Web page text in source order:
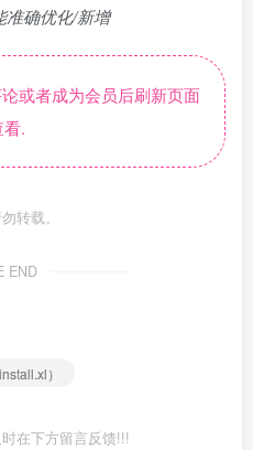
准确优化/新增
或者成为会员后刷新页面
.
转载。
END
）
在下方留言反馈!!!